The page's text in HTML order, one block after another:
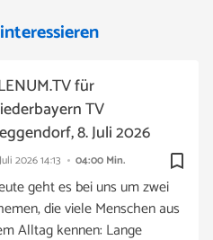
bookmark_border
202614:13 04:00 Min.
für
TV
8. Juli 2026
geht es bei uns um zwei
die viele Menschen aus
Alltag kennen: Lange